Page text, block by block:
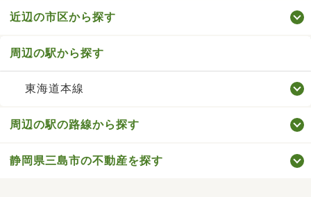
近辺の市区から探す
周辺の駅から探す
東海道本線
周辺の駅の路線から探す
静岡県三島市の不動産を探す